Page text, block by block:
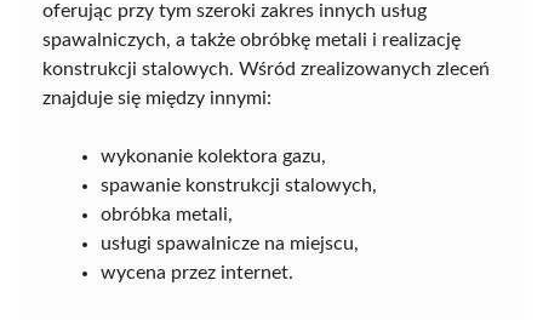
oferując przy tym szeroki zakres innych usług
spawalniczych, a także obróbkę metali i realizację
konstrukcji stalowych. Wśród zrealizowanych zleceń
znajduje się między innymi:
wykonanie kolektora gazu,
spawanie konstrukcji stalowych,
obróbka metali,
usługi spawalnicze na miejscu,
wycena przez internet.